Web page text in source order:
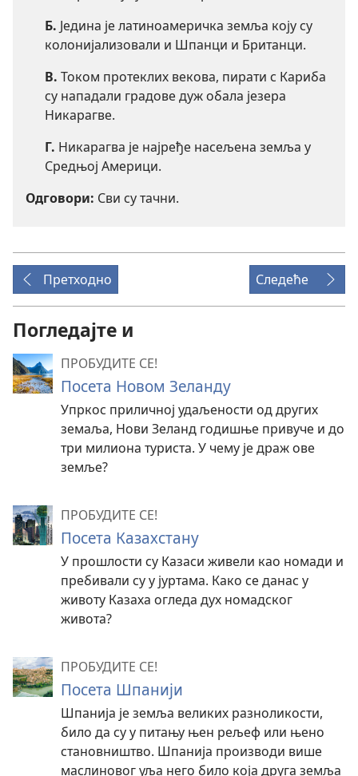
Б. Једина је латиноамеричка земља коју су
колонијализовали и Шпанци и Британци.
В. Током протеклих векова, пирати с Кариба
су нападали градове дуж обала језера
Никарагве.
Г. Никарагва је најређе насељена земља у
Средњој Америци.
Одговори: Сви су тачни.
Претходно Следеће
Погледајте и
ПРОБУДИТЕ СЕ!
Посета Новом Зеланду
Упркос приличној удаљености од других
земаља, Нови Зеланд годишње привуче и до
три милиона туриста. У чему је драж ове
земље?
ПРОБУДИТЕ СЕ!
Посета Казахстану
У прошлости су Казаси живели као номади и
пребивали су у јуртама. Како се данас у
животу Казаха огледа дух номадског
живота?
ПРОБУДИТЕ СЕ!
Посета Шпанији
Шпанија је земља великих разноликости,
било да су у питању њен рељеф или њено
становништво. Шпанија производи више
маслиновог уља него било која друга земља